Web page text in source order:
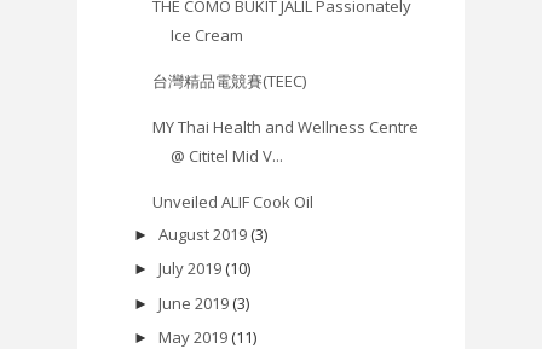
THE COMO BUKIT JALIL Passionately
Ice Cream
台灣精品電競賽(TEEC)
MY Thai Health and Wellness Centre
@ Cititel Mid V...
Unveiled ALIF Cook Oil
► August 2019 (3)
► July 2019 (10)
► June 2019 (3)
► May 2019 (11)